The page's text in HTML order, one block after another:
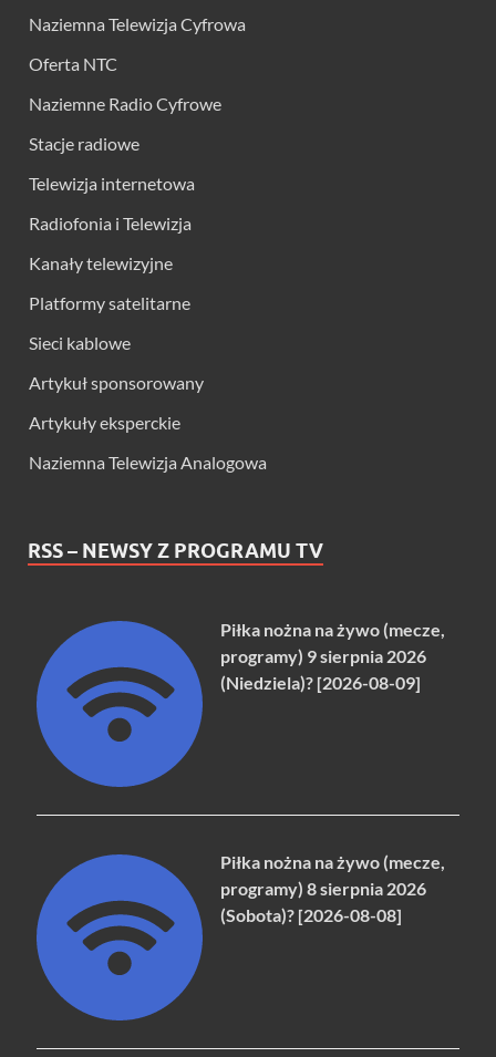
Naziemna Telewizja Cyfrowa
Oferta NTC
Naziemne Radio Cyfrowe
Stacje radiowe
Telewizja internetowa
Radiofonia i Telewizja
Kanały telewizyjne
Platformy satelitarne
Sieci kablowe
Artykuł sponsorowany
Artykuły eksperckie
Naziemna Telewizja Analogowa
RSS – NEWSY Z PROGRAMU TV
Piłka nożna na żywo (mecze,
programy) 9 sierpnia 2026
(Niedziela)? [2026-08-09]
Piłka nożna na żywo (mecze,
programy) 8 sierpnia 2026
(Sobota)? [2026-08-08]